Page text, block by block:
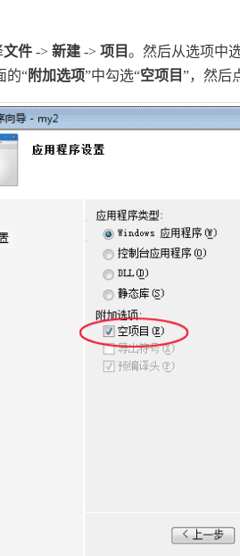
文件 -> 新建 -> 项目。然后从选项中
的“附加选项”中勾选“空项目”，然后